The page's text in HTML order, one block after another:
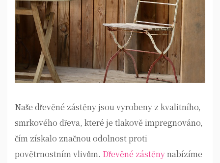
Naše dřevěné zástěny jsou vyrobeny z kvalitního,
smrkového dřeva, které je tlakově impregnováno,
čím získalo značnou odolnost proti
povětrnostním vlivům. Dřevěné zástěnynabízíme